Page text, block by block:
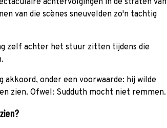
achtervolgingen in de straten van
van die scènes sneuvelden zo'n tachtig
zelf achter het stuur zitten tijdens die
akkoord, onder een voorwaarde: hij wilde
zien. Ofwel: Sudduth mocht niet remmen.